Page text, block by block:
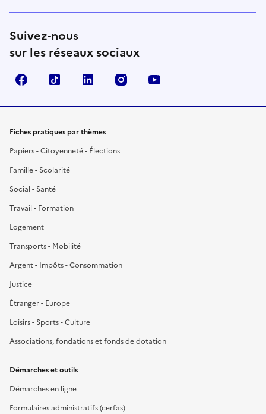
Suivez-nous
sur les réseaux sociaux
FacebookTikTok LinkedIn Instagram
Fiches pratiques par thèmes
Papiers - Citoyenneté - Élections
Famille - Scolarité
Social - Santé
Travail - Formation
Logement
Transports - Mobilité
Argent - Impôts - Consommation
Justice
Étranger - Europe
Loisirs - Sports - Culture
Associations, fondations et fonds de dotation
Démarches et outils
Démarches en ligne
Formulaires administratifs (cerfas)